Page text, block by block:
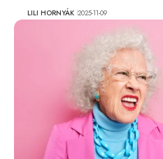
LILI HORNYÁK 2025-11-09